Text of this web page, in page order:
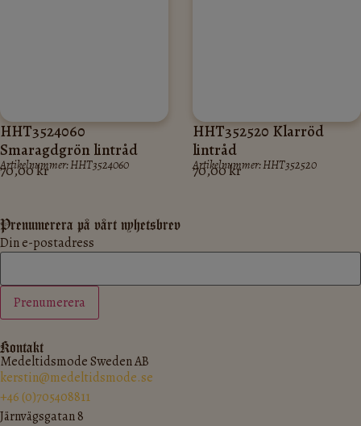
HHT3524060
Smaragdgrön lintråd
Artikelnummer: HHT3524060
70,00kr
HHT352520 Klarröd
lintråd
Artikelnummer: HHT352520
70,00kr
Prenumerera på vårt nyhetsbrev
Din e-postadress
Kontakt
Medeltidsmode Sweden AB
kerstin@medeltidsmode.se
+46 (0)705408811
Järnvägsgatan 8